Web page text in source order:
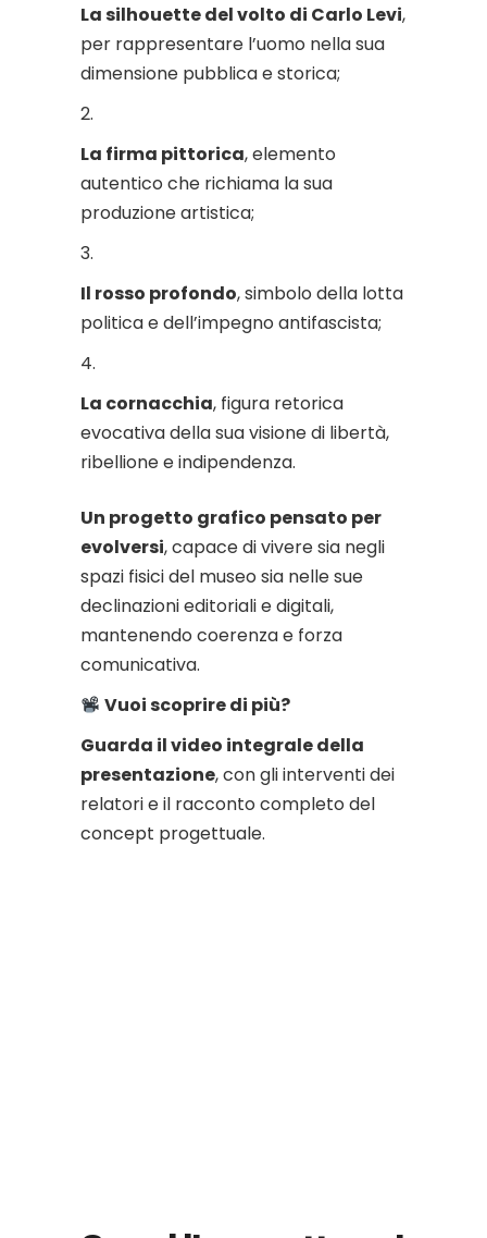
La silhouette del volto di Carlo Levi,
per rappresentare l’uomo nella sua
dimensione pubblica e storica;
La firma pittorica, elemento
autentico che richiama la sua
produzione artistica;
Il rosso profondo, simbolo della lotta
politica e dell’impegno antifascista;
La cornacchia, figura retorica
evocativa della sua visione di libertà,
ribellione e indipendenza.
Un progetto grafico pensato per
evolversi, capace di vivere sia negli
spazi fisici del museo sia nelle sue
declinazioni editoriali e digitali,
mantenendo coerenza e forza
comunicativa.
Vuoi scoprire di più?
Guarda il video integrale della
presentazione, con gli interventi dei
relatori e il racconto completo del
concept progettuale.